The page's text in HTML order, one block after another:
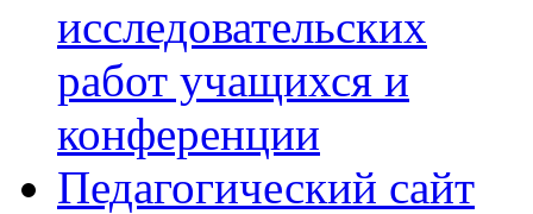
исследовательских
работ учащихся и
конференции
Педагогический сайт